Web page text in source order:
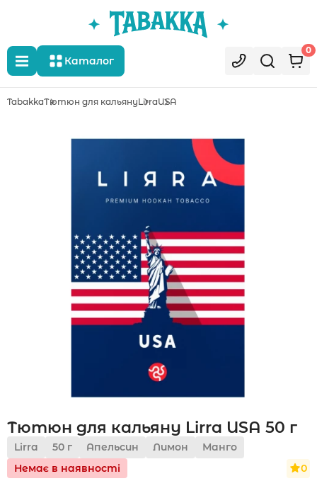
Каталог
0
Укр
TabakkaТютюн для кальянуLirraUSA
Тютюн для кальяну Lirra USA 50 г
Lirra 50 г Апельсин Лимон
Манго
Немає в наявності
0